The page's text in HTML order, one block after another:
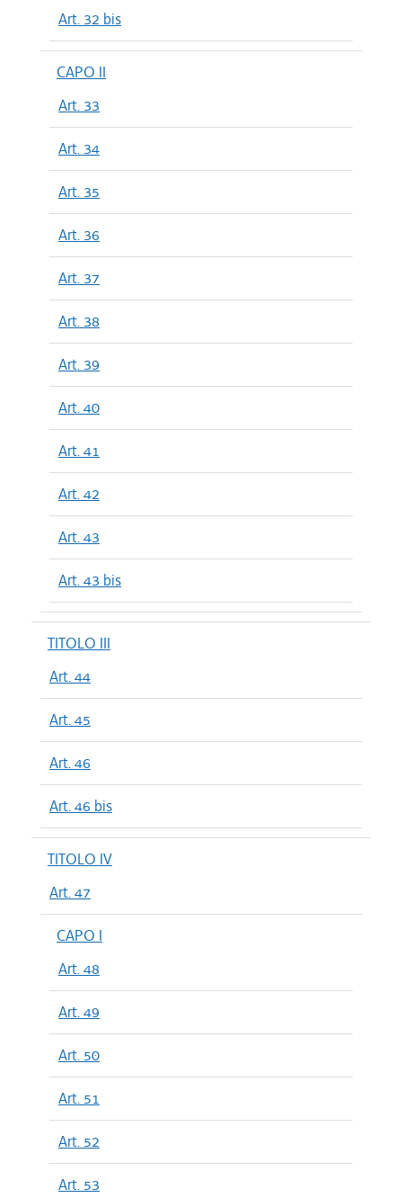
Art. 32 bis
CAPO II
Art. 33
Art. 34
Art. 35
Art. 36
Art. 37
Art. 38
Art. 39
Art. 40
Art. 41
Art. 42
Art. 43
Art. 43 bis
TITOLO III
Art. 44
Art. 45
Art. 46
Art. 46 bis
TITOLO IV
Art. 47
CAPO I
Art. 48
Art. 49
Art. 50
Art. 51
Art. 52
Art. 53